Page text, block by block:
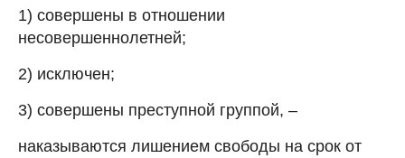
1) совершены в отношении
несовершеннолетней;
2) исключен;
3) совершены преступной группой, –
наказываются лишением свободы на срок от